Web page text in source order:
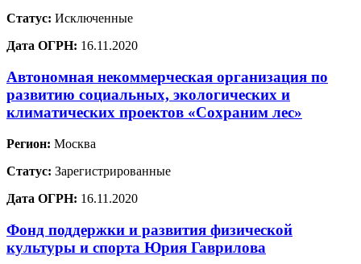
Статус: Исключенные
Дата ОГРН: 16.11.2020
Автономная некоммерческая организация по
развитию социальных, экологических и
климатических проектов «Сохраним лес»
Регион: Москва
Статус: Зарегистрированные
Дата ОГРН: 16.11.2020
Фонд поддержки и развития физической
культуры и спорта Юрия Гаврилова